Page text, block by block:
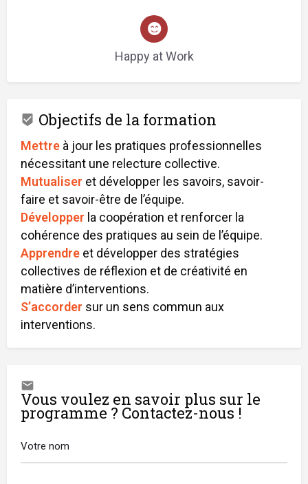
Happy at Work
Objectifs de la formation
Mettre à jour les pratiques professionnelles
nécessitant une relecture collective.
Mutualiser et développer les savoirs, savoir-
faire et savoir-être de l’équipe.
Développer la coopération et renforcer la
cohérence des pratiques au sein de l’équipe.
Apprendre et développer des stratégies
collectives de réflexion et de créativité en
matière d’interventions.
S’accorder sur un sens commun aux
interventions.
Vous voulez en savoir plus sur le
programme ? Contactez-nous !